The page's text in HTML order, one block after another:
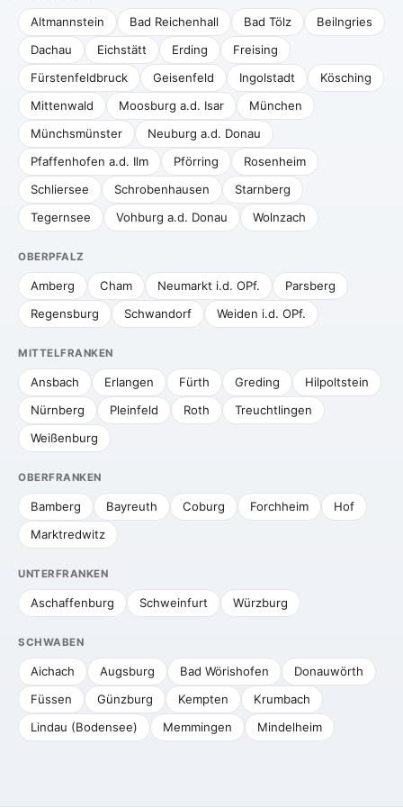
Altmannstein Bad Reichenhall Bad Tölz
Beilngries
Dachau
Eichstätt Erding
Freising
Fürstenfeldbruck
Geisenfeld Ingolstadt
Kösching
Mittenwald
Moosburg a.d. Isar
München
Münchsmünster
Neuburg a.d. Donau
Pfaffenhofen a.d. Ilm
Pförring
Rosenheim
Schliersee
Schrobenhausen
Starnberg
Tegernsee
Vohburg a.d. Donau Wolnzach
OBERPFALZ
Amberg Cham Neumarkt i.d. OPf.
Parsberg
Regensburg
Schwandorf Weiden i.d. OPf.
MITTELFRANKEN
Ansbach Erlangen Fürth Greding
Hilpoltstein
Nürnberg
Pleinfeld Roth
Treuchtlingen
Weißenburg
OBERFRANKEN
Bamberg Bayreuth Coburg Forchheim
Hof
Marktredwitz
UNTERFRANKEN
Aschaffenburg Schweinfurt Würzburg
SCHWABEN
Aichach Augsburg Bad Wörishofen
Donauwörth
Füssen
Günzburg Kempten
Krumbach
Lindau (Bodensee)
Memmingen Mindelheim